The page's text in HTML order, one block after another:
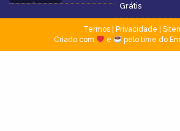
Grátis
Termos| Privacidade
Criado com
e pelo time do